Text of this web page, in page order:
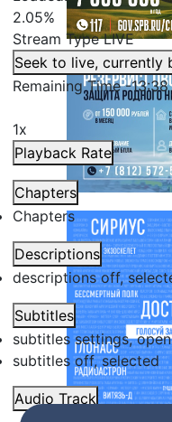
2.05%
Stream TypeLIVE
Seek to live, currently
Remaining Time-13:38
1x
Playback Rate
Chapters
Chapters
Descriptions
descriptions off,
Subtitles
subtitles settings,
subtitles off, selected
Audio Track